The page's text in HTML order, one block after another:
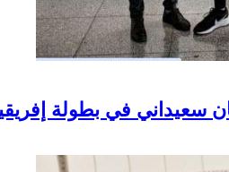
سعيداني في بطولة